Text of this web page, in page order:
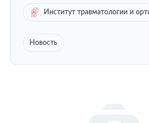
Институт травматологии и
Новость